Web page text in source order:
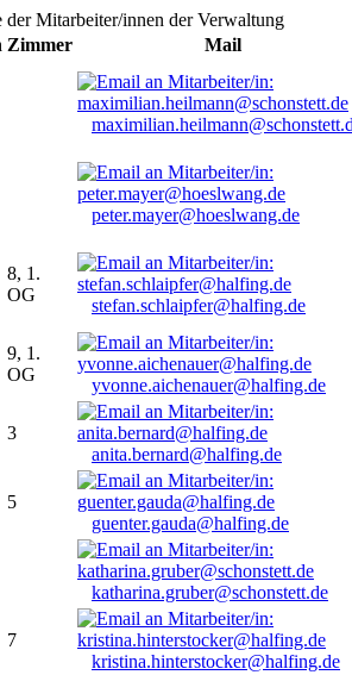
der Mitarbeiter/innen der Verwaltung
Zimmer
Mail
peter.mayer@hoeslwang.de
8, 1.
OG
stefan.schlaipfer@halfing.de
9, 1.
OG
yvonne.aichenauer@halfing.de
3
anita.bernard@halfing.de
5
guenter.gauda@halfing.de
katharina.gruber@schonstett.de
7
kristina.hinterstocker@halfing.de